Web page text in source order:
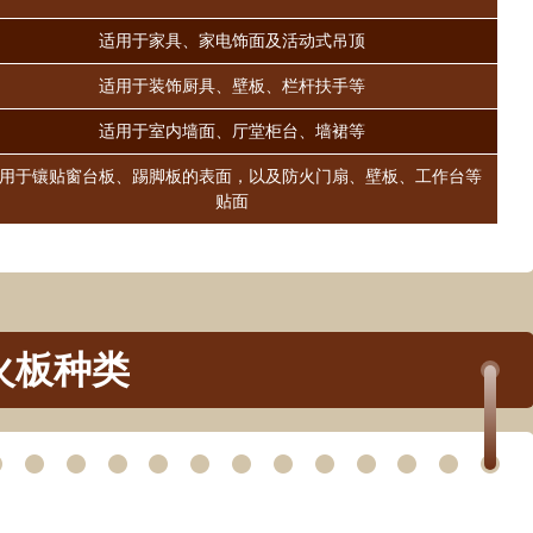
适用于家具、家电饰面及活动式吊顶
适用于装饰厨具、壁板、栏杆扶手等
适用于室内墙面、厅堂柜台、墙裙等
于镶贴窗台板、踢脚板的表面，以及防火门扇、壁板、工作台等
贴面
板种类
万嘉WANJIA 400-861-6677